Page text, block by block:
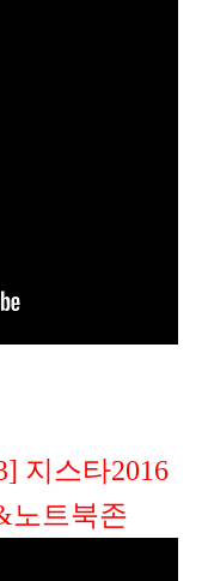
지스타2016
노트북존